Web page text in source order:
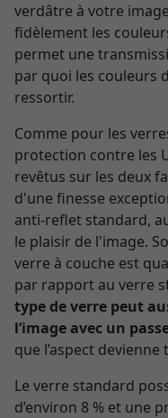
verdâtre à votre
fidèlement les
permet une
par quoi les couleurs
ressortir.
Comme pour les
protection contre les
revêtus sur les deux
d'une finesse
anti-reflet standard,
le plaisir de l'image.
verre à couche est
par rapport au verre
type de verre peut
l’image avec un
que l’aspect devienne
Le verre standard
d’environ 8 % et une